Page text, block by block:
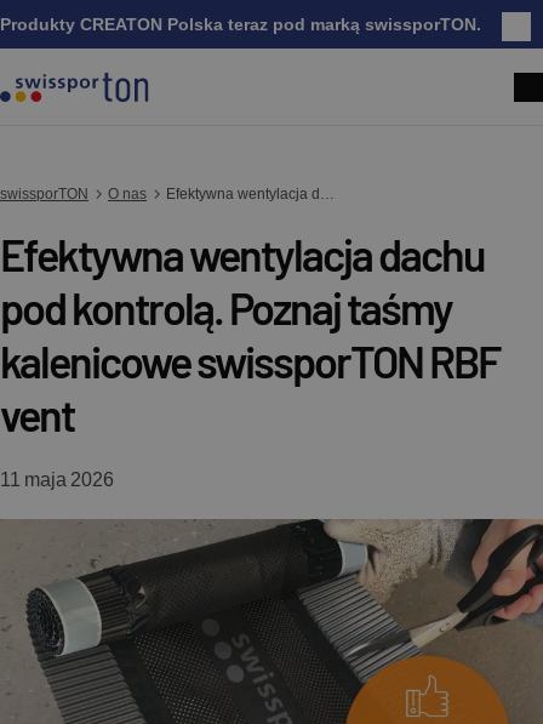
Produkty CREATON Polska teraz pod marką swissporTON.
swissporTON O nas Efektywna wentylacja dachu pod kontrolą. Poznaj taśmy kalenicowe swissporTON RBF vent
Efektywna wentylacja dachu
pod kontrolą. Poznaj taśmy
kalenicowe swissporTON RBF
vent
11 maja 2026